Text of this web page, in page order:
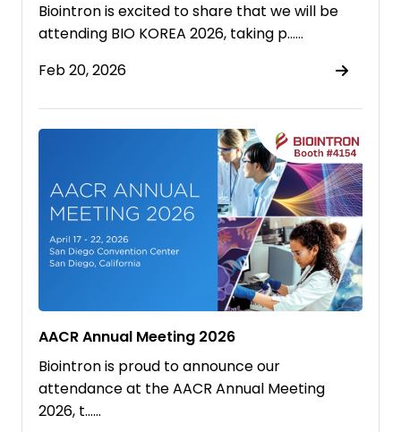
Biointron is excited to share that we will be
attending BIO KOREA 2026, taking p……
Feb 20, 2026
AACR Annual Meeting 2026
Biointron is proud to announce our
attendance at the AACR Annual Meeting
2026, t……